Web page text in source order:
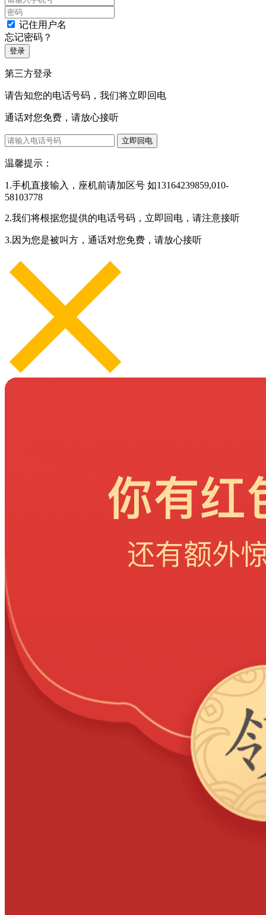
记住用户名
忘记密码？
登录
第三方登录
请告知您的电话号码，我们将立即回电
通话对您免费，请放心接听
立即回电
温馨提示：
1.手机直接输入，座机前请加区号 如13164239859,010-
58103778
2.我们将根据您提供的电话号码，立即回电，请注意接听
3.因为您是被叫方，通话对您免费，请放心接听